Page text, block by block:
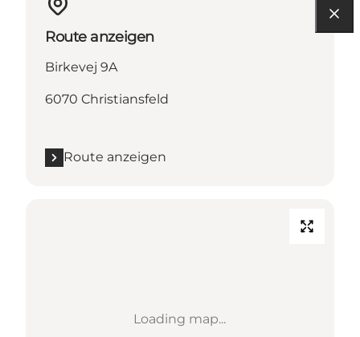
Route anzeigen
Birkevej 9A
6070 Christiansfeld
Route anzeigen
Loading map...